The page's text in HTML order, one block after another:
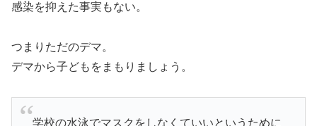
感染を抑えた事実もない。
つまりただのデマ。
デマから子どもをまもりましょう。
学校の水泳でマスクをしなくていいというために